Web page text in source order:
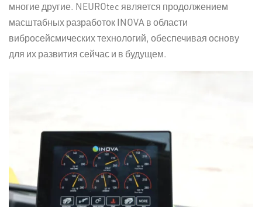
многие другие. NEUROtec является продолжением
масштабных разработок INOVA в области
вибросейсмических технологий, обеспечивая основу
для их развития сейчас и в будущем.